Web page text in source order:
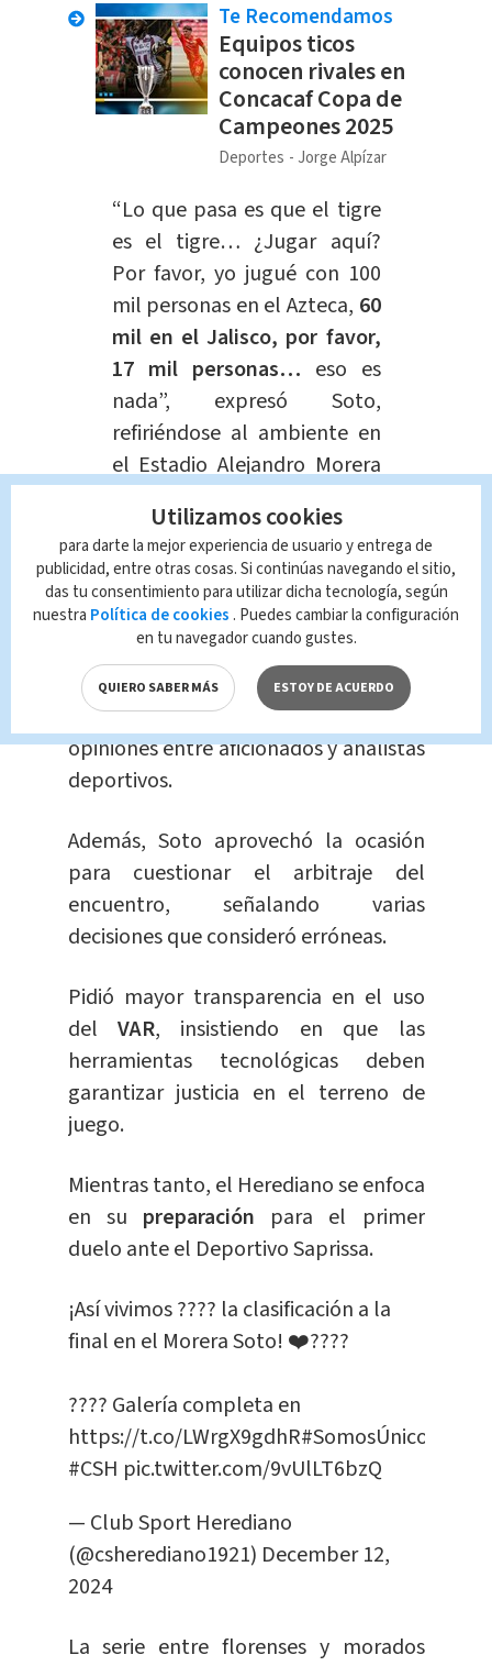
Te Recomendamos
Equipos ticos
conocen rivales en
Concacaf Copa de
Campeones 2025
Deportes Jorge Alpízar
“Lo que pasa es que el tigre
es el tigre… ¿Jugar aquí?
Por favor, yo jugué con 100
mil personas en el Azteca, 60
mil en el Jalisco, por favor,
17 mil personas… eso es
nada”, expresó Soto,
refiriéndose al ambiente en
el Estadio Alejandro Morera
vuelta.
Estas declaraciones fueron
interpretadas por muchos como un
menospreciohacia la afición
alajuelense, encendiendo un debate
en redes sociales y dividiendo
opiniones entre aficionados y analistas
deportivos.
Además, Soto aprovechó la ocasión
para cuestionar el arbitraje del
encuentro, señalando varias
decisiones que consideró erróneas.
Pidió mayor transparencia en el uso
del VAR, insistiendo en que las
herramientas tecnológicas deben
garantizar justicia en el terreno de
juego.
Mientras tanto, el Herediano se enfoca
en su preparación para el primer
duelo ante el Deportivo Saprissa.
¡Así vivimos ???? la clasificación a la
final en el Morera Soto! ❤️????
???? Galería completa en
https://t.co/LWrgX9gdhR#SomosÚnicos
#CSH pic.twitter.com/9vUlLT6bzQ
— Club Sport Herediano
(@csherediano1921) December 12,
2024
La serie entre florenses y morados
Utilizamos cookies
para darte la mejor experiencia de usuario y entrega de
publicidad, entre otras cosas. Si continúas navegando el sitio,
das tu consentimiento para utilizar dicha tecnología, según
nuestra Política de cookies . Puedes cambiar la configuración
en tu navegador cuando gustes.
QUIERO SABER MÁS ESTOY DE ACUERDO